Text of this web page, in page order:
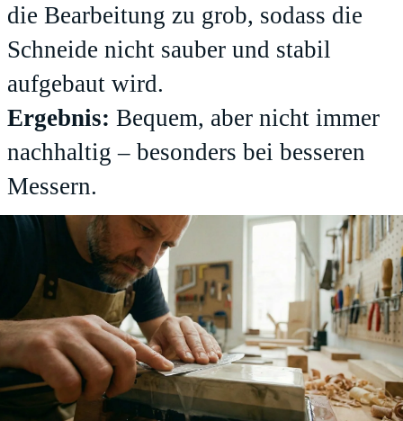
die Bearbeitung zu grob, sodass die
Schneide nicht sauber und stabil
aufgebaut wird.
Ergebnis: Bequem, aber nicht immer
nachhaltig – besonders bei besseren
Messern.